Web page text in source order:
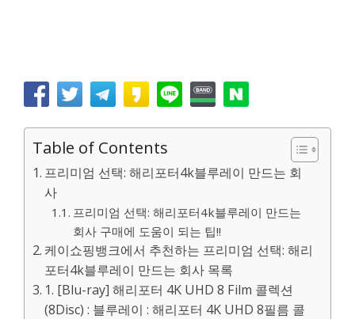
Table of Contents
프리미엄 선택: 해리포터4k블루레이 만드는 회
사
프리미엄 선택: 해리포터4k블루레이 만드는
회사 구매에 도움이 되는 팁!!
케이쇼핑뱅크에서 추천하는 프리미엄 선택: 해리
포터4k블루레이 만드는 회사 목록
1. [Blu-ray] 해리포터 4K UHD 8 Film 콜렉션
(8Disc) : 블루레이 : 해리포터 4K UHD 8필름 콜